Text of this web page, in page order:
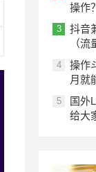
操作
3
抖音
（流
4
操作
月就
5
国外
给大